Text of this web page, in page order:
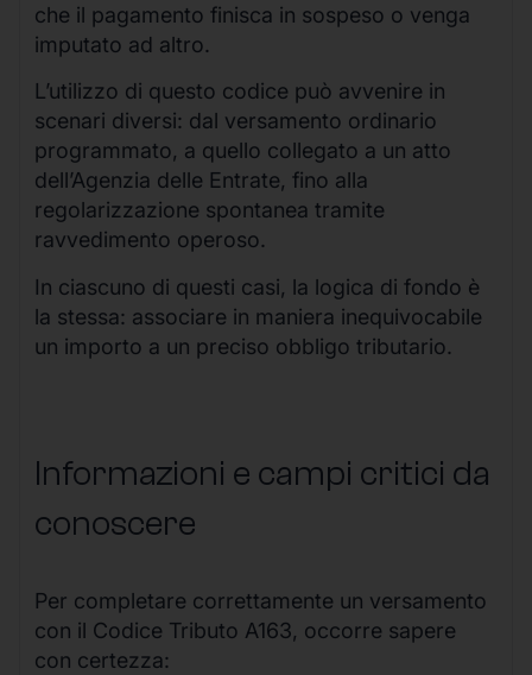
che il pagamento finisca in sospeso o venga
imputato ad altro.
L’utilizzo di questo codice può avvenire in
scenari diversi: dal versamento ordinario
programmato, a quello collegato a un atto
dell’Agenzia delle Entrate, fino alla
regolarizzazione spontanea tramite
ravvedimento operoso.
In ciascuno di questi casi, la logica di fondo è
la stessa: associare in maniera inequivocabile
un importo a un preciso obbligo tributario.
Informazioni e campi critici da
conoscere
Per completare correttamente un versamento
con il Codice Tributo A163, occorre sapere
con certezza: